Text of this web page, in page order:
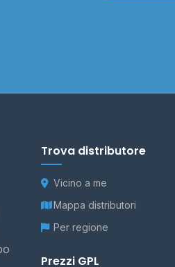
Trova distributore
Vicino a me
Mappa distributori
Per regione
Prezzi GPL